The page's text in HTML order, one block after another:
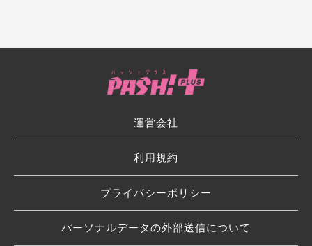
運営会社
利用規約
プライバシーポリシー
パーソナルデータの外部送信について